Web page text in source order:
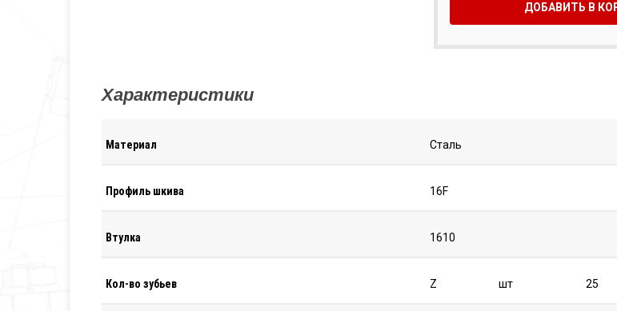
ДОБАВИТЬ В
Характеристики
Материал Сталь
Профиль шкива 16F
Втулка 1610
Кол-во зубьев Z шт 25